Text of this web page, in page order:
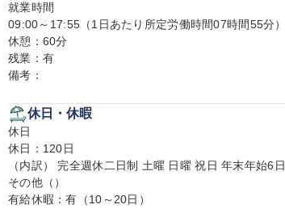
就業時間
09:00～17:55（1日あたり所定労働時間07時間55分）
休憩：60分
残業：有
備考：
休日・休暇
休日
休日：120日
（内訳） 完全週休二日制 土曜 日曜 祝日 年末年始6日
その他（）
有給休暇：有（10～20日）